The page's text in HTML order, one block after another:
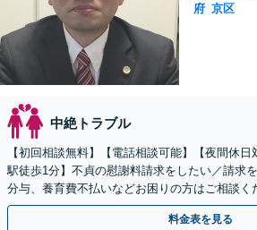
府 京区
中絶トラブル
【初回相談無料】【電話相談可能】【夜間休
駅徒歩1分】不貞の慰謝料請求をしたい／請求
分与、養育費不払いなどお困りの方はご相談く
に聞き取り、最適な解決策を考え、迅速にご対
料金表を見る